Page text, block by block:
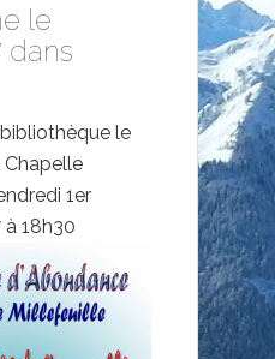
le
dans
le
1er
18h30